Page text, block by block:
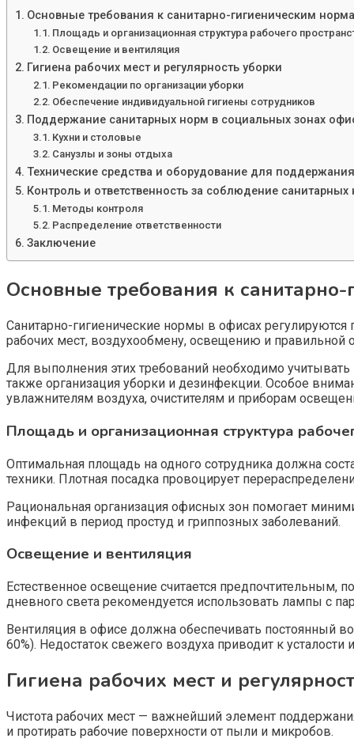
Основные требования к санитарно-гигиеническим
Площадь и организационная структура рабочего
Освещение и вентиляция
Гигиена рабочих мест и регулярность уборки
Рекомендации по организации уборки
Обеспечение индивидуальной гигиены сотрудников
Поддержание санитарных норм в социальных зонах
Кухни и столовые
Санузлы и зоны отдыха
Технические средства и оборудование для
Контроль и ответственность за соблюдение санитарных
Методы контроля
Распределение ответственности
Заключение
Основные требования к
Санитарно-гигиенические нормы в офисах
рабочих мест, воздухообмену, освещению и правильной
Для выполнения этих требований необходимо
также организация уборки и дезинфекции. Особое
увлажнителям воздуха, очистителям и приборам
Площадь и организационная структура
Оптимальная площадь на одного сотрудника должна
техники. Плотная посадка провоцирует
Рациональная организация офисных зон помогает
инфекций в период простуд и гриппозных заболеваний.
Освещение и вентиляция
Естественное освещение считается предпочтительным,
дневного света рекомендуется использовать лампы с
Вентиляция в офисе должна обеспечивать постоянный
60%). Недостаток свежего воздуха приводит к
Гигиена рабочих мест и
Чистота рабочих мест — важнейший элемент
и протирать рабочие поверхности от пыли и микробов.